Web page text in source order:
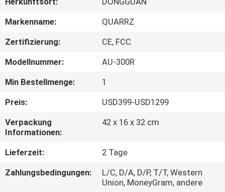
FABRIK-
QUALITÄTSKONTROLLE
TRETEN
SIE
MIT
UNS
IN
VERBINDUNG
Markenname:
QUARRZ
Zertifizierung:
CE, FCC
Modellnummer:
AU-300R
Min Bestellmenge:
1
Preis:
USD399-USD1299
Verpackung
Informationen:
42 x 16 x 32 cm
Lieferzeit:
2 Tage
Zahlungsbedingungen:
L/C, D/A, D/P, T/T, Western
Union, MoneyGram, andere